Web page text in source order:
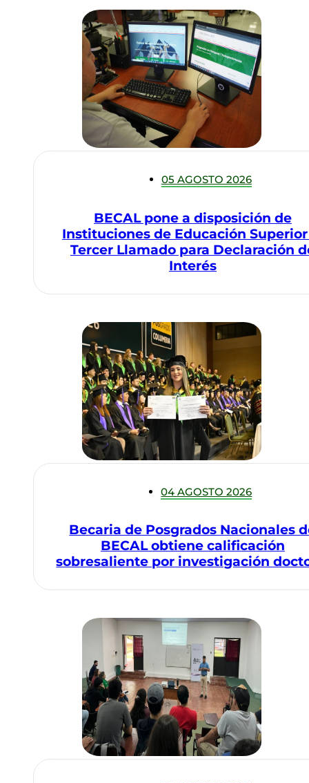
05 AGOSTO 2026
BECAL pone a disposición de
Instituciones de Educación
Tercer Llamado para Declaración
Interés
04 AGOSTO 2026
Becaria de Posgrados Nacionales
BECAL obtiene calificación
sobresaliente por investigación